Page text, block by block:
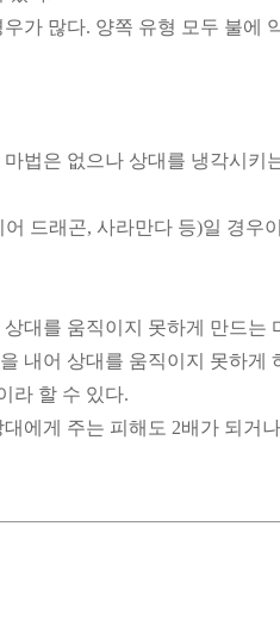
가 많다. 양쪽 유형 모두 불에
법은 없으나 상대를 냉각시키
드래곤, 사라만다 등)일 경우
대를 움직이지 못하게 만드는
내어 상대를 움직이지 못하게
라 할 수 있다.
에게 주는 피해도 2배가 되거